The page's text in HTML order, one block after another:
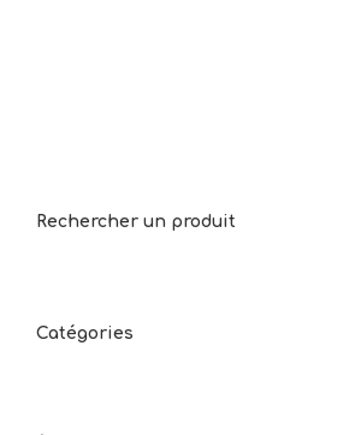
Rechercher un produit
Catégories